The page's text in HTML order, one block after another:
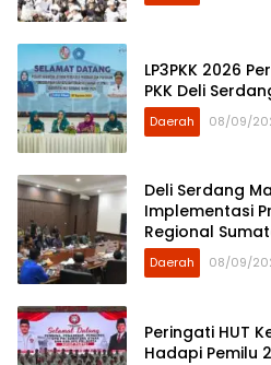
LP3PKK 2026
PKK Deli
Daerah 08/09/
Deli Serdang
Implementasi
Regional
Daerah 08/09/
Peringati HUT
Hadapi Pemilu